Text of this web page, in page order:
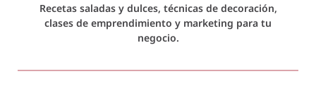
Recetas saladas y dulces, técnicas de decoración,
clases de emprendimiento y marketing para tu
negocio.